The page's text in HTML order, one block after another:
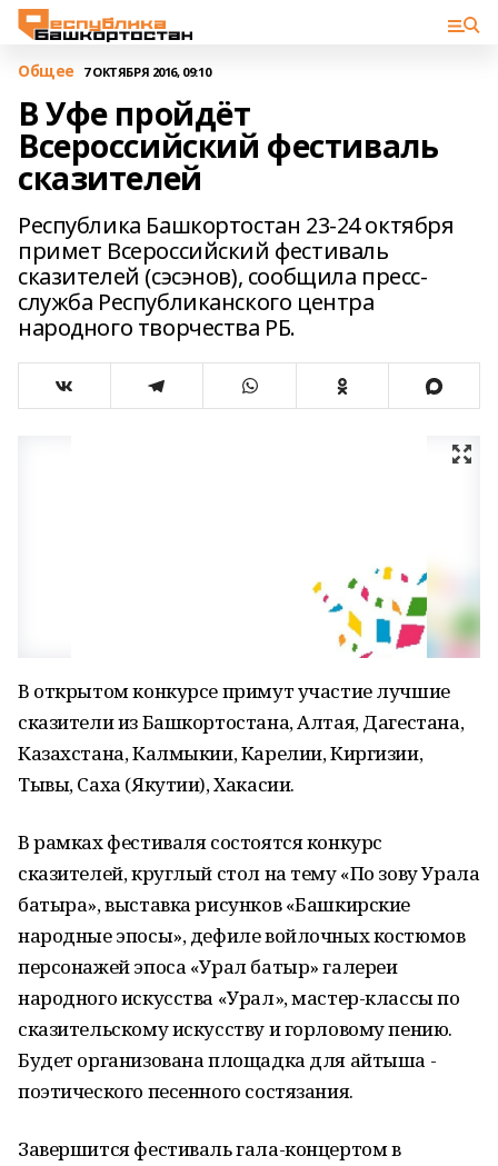
Общее 7 ОКТЯБРЯ 2016, 09:10
В Уфе пройдёт
Всероссийский фестиваль
сказителей
Республика Башкортостан 23-24 октября
примет Всероссийский фестиваль
сказителей (сэсэнов), сообщила пресс-
служба Республиканского центра
народного творчества РБ.
В открытом конкурсе примут участие лучшие
сказители из Башкортостана, Алтая, Дагестана,
Казахстана, Калмыкии, Карелии, Киргизии,
Тывы, Саха (Якутии), Хакасии.
В рамках фестиваля состоятся конкурс
сказителей, круглый стол на тему «По зову Урала
батыра», выставка рисунков «Башкирские
народные эпосы», дефиле войлочных костюмов
персонажей эпоса «Урал батыр» галереи
народного искусства «Урал», мастер-классы по
сказительскому искусству и горловому пению.
Будет организована площадка для айтыша -
поэтического песенного состязания.
Завершится фестиваль гала-концертом в